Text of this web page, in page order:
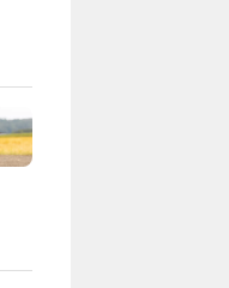
drony si samy hledají